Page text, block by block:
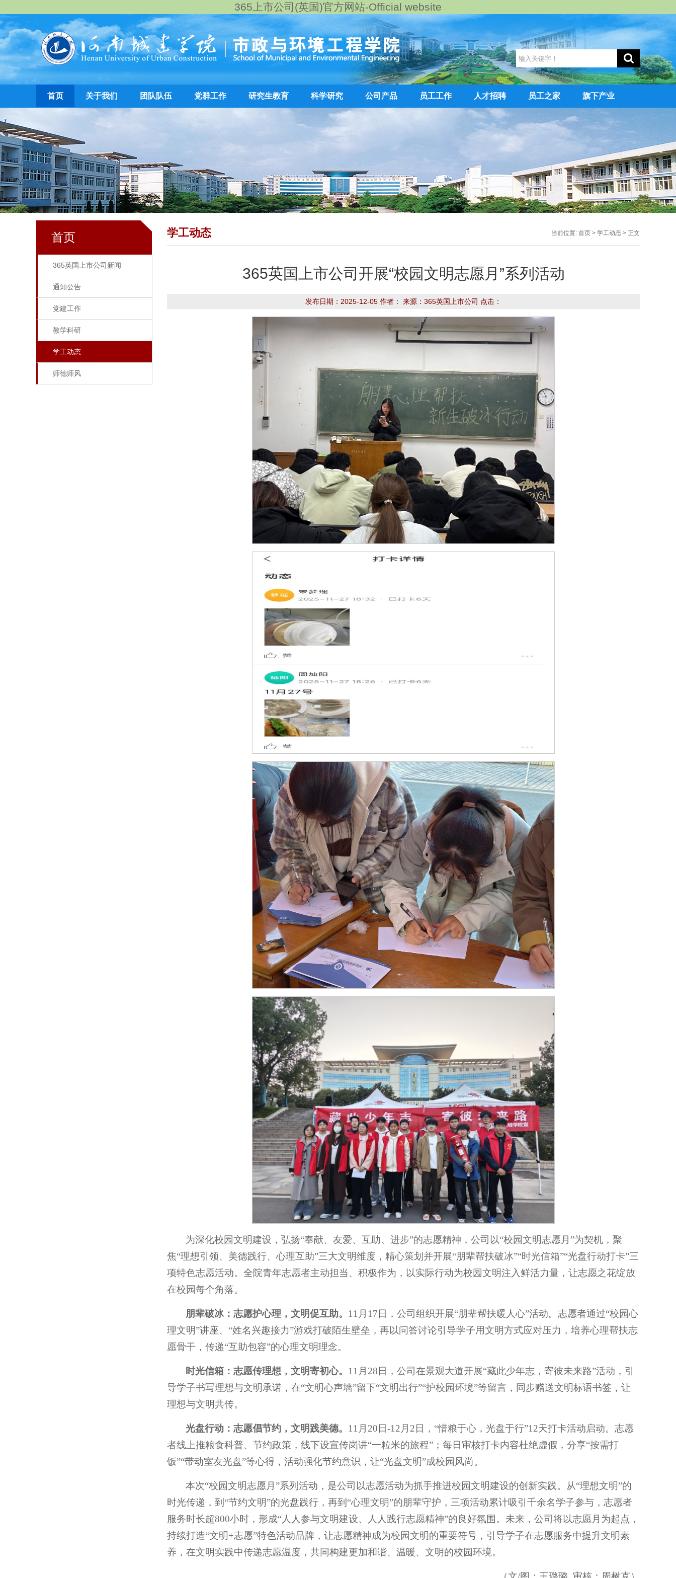
365上市公司(英国)官方网站-Official website
首页 关于我们 团队队伍 党群工作 研究生教育 科学研究 公司产品 员工工作 人才招聘 员工之家 旗下产业
首页
365英国上市公司新闻
通知公告
党建工作
教学科研
学工动态
师德师风
学工动态 当前位置: 首页 > 学工动态 > 正文
365英国上市公司开展“校园文明志愿月”系列活动
发布日期：2025-12-05 作者： 来源：365英国上市公司 点击：
为深化校园文明建设，弘扬“奉献、友爱、互助、进步”的志愿精神，公司以“校园文明志愿月”为契机，聚
焦“理想引领、美德践行、心理互助”三大文明维度，精心策划并开展“朋辈帮扶破冰”“时光信箱”“光盘行动打卡”三
项特色志愿活动。全院青年志愿者主动担当、积极作为，以实际行动为校园文明注入鲜活力量，让志愿之花绽放
在校园每个角落。
朋辈破冰：志愿护心理，文明促互助。 11月17日，公司组织开展“朋辈帮扶暖人心”活动。志愿者通过“校园心
理文明”讲座、“姓名兴趣接力”游戏打破陌生壁垒，再以问答讨论引导学子用文明方式应对压力，培养心理帮扶志
愿骨干，传递“互助包容”的心理文明理念。
时光信箱：志愿传理想，文明寄初心。 11月28日，公司在景观大道开展“藏此少年志，寄彼未来路”活动，引
导学子书写理想与文明承诺，在“文明心声墙”留下“文明出行”“护校园环境”等留言，同步赠送文明标语书签，让
理想与文明共传。
光盘行动：志愿倡节约，文明践美德。 11月20日-12月2日，“惜粮于心，光盘于行”12天打卡活动启动。志愿
者线上推粮食科普、节约政策，线下设宣传岗讲“一粒米的旅程”；每日审核打卡内容杜绝虚假，分享“按需打
饭”“带动室友光盘”等心得，活动强化节约意识，让“光盘文明”成校园风尚。
本次“校园文明志愿月”系列活动，是公司以志愿活动为抓手推进校园文明建设的创新实践。从“理想文明”的
时光传递，到“节约文明”的光盘践行，再到“心理文明”的朋辈守护，三项活动累计吸引千余名学子参与，志愿者
服务时长超800小时，形成“人人参与文明建设、人人践行志愿精神”的良好氛围。未来，公司将以志愿月为起点，
持续打造“文明+志愿”特色活动品牌，让志愿精神成为校园文明的重要符号，引导学子在志愿服务中提升文明素
养，在文明实践中传递志愿温度，共同构建更加和谐、温暖、文明的校园环境。